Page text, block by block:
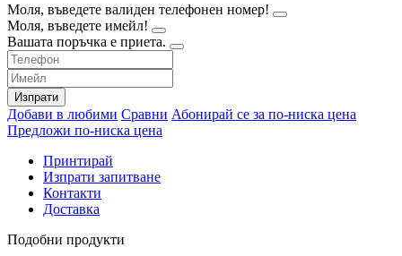
Моля, въведете валиден телефонен номер!
Моля, въведете имейл!
Вашата поръчка е приета.
Изпрати
Добави в любими Сравни Абонирай се за по-ниска цена
Предложи по-ниска цена
Принтирай
Изпрати запитване
Контакти
Доставка
Подобни продукти